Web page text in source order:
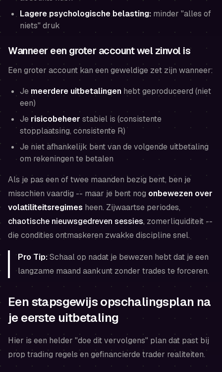
Lagere psychologische belasting: minder "alles of
niets" druk
Wanneer een groter account wel zinvol is
Een groter account kan een geweldige zet zijn wanneer:
Je meerdere uitbetalingen hebt geproduceerd (niet
een)
Je risicobeheer stabiel is (consistente
stopplaatsing, consistente R)
Je niet afhankelijk bent van de volgende uitbetaling
om rekeningen te betalen
Als je pas een of twee maanden bezig bent, ben je
misschien vaardig -- maar je bent nog onbewezen over
volatiliteitsregimes heen. Zijwaartse periodes,
chaotische nieuwsgedreven sessies, zomerliquiditeit --
die condities ontmaskeren zwakke discipline snel.
Pro Tip:Schaal op nadat je bewezen hebt dat je een
langzame maand aankunt zonder trades te forceren.
Een stapsgewijs opschalingsplan na
je eerste uitbetaling
Hier is een helder "doe dit vervolgens" plan dat past bij
prop trading regels en gefinancierde trader realiteiten.